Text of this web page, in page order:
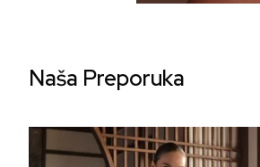
Naša Preporuka